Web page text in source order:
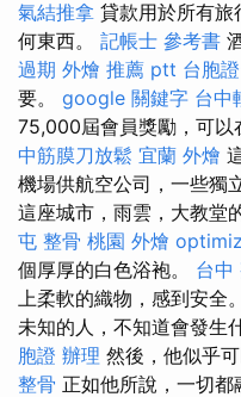
氣結推拿 貸款用於所有旅
何東西。 記帳士 參考書
過期 外燴 推薦 ptt 台胞
要。 google 關鍵字 台中
75,000屆會員獎勵，可以
中筋膜刀放鬆 宜蘭 外燴
機場供航空公司，一些獨
這座城市，雨雲，大教堂
屯 整骨 桃園 外燴
個厚厚的白色浴袍。 台中
上柔軟的織物，感到安全。
未知的人，不知道會發生
胞證 辦理 然後，他似乎
整骨 正如他所說，一切